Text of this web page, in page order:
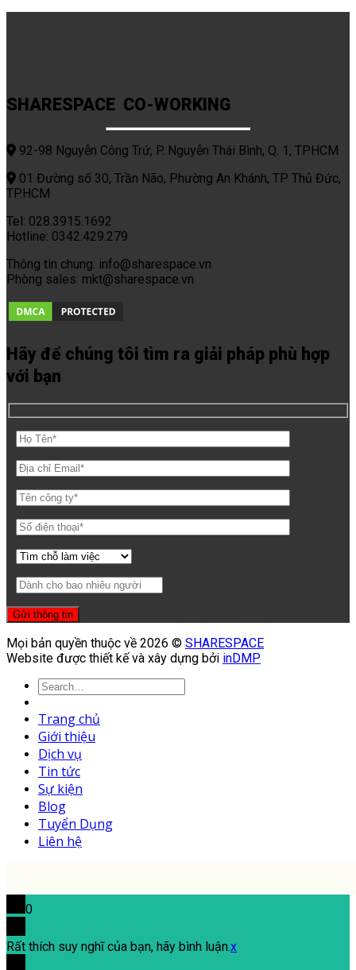
SHARESPACE CO-WORKING
92-98 Nguyễn Công Trứ, P. Nguyễn Thái Bình, Q. 1, TPHCM
01 Đường số 30, Trần Não, Phường An Khánh, TP Thủ Đức,
TP.HCM
Tel: 028.3915.1692
Hotline: 0342.429.279
Thông tin chung: info@sharespace.vn
Phòng sales: mkt@sharespace.vn
Hãy để chúng tôi tìm ra giải pháp phù hợp
với bạn
Mọi bản quyền thuộc về 2026 © SHARESPACE
Website được thiết kế và xây dựng bởi inDMP
Trang chủ
Giới thiệu
Dịch vụ
Tin tức
Sự kiện
Blog
Tuyển Dụng
Liên hệ
0
Rất thích suy nghĩ của bạn, hãy bình luận.x